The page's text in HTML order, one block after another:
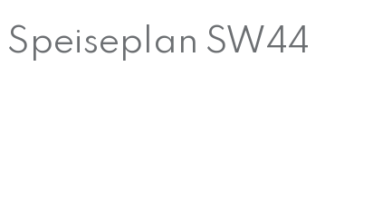
Speiseplan SW44